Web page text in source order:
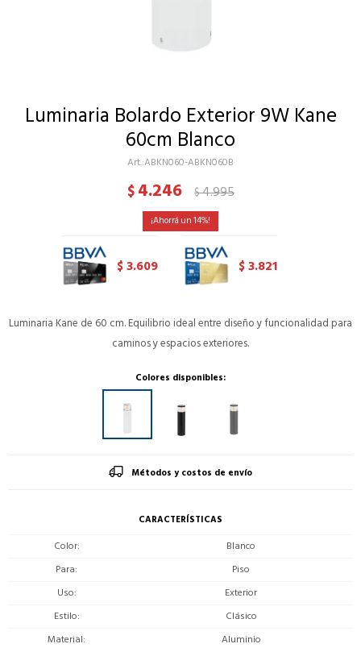
Luminaria Bolardo Exterior 9W Kane
60cm Blanco
ABKN060-ABKN060B
$4.246 $4.995
14
$3.609 $3.821
Luminaria Kane de 60 cm. Equilibrio ideal entre diseño y funcionalidad para
caminos y espacios exteriores.
Colores disponibles:
Métodos y costos de envío
CARACTERÍSTICAS
Color
Blanco
Para
Piso
Uso
Exterior
Estilo
Clásico
Material
Aluminio